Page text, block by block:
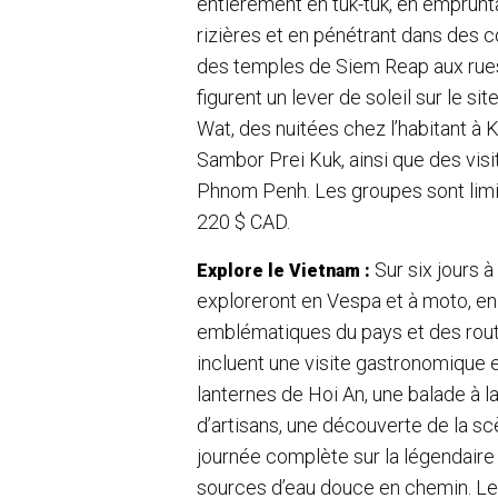
rizières et en pénétrant dans des
des temples de Siem Reap aux
figurent un lever de soleil sur le
Wat, des nuitées chez l’habitant à
Sambor Prei Kuk, ainsi que des
Phnom Penh. Les groupes sont
220 $ CAD.
Explore le Vietnam : Sur six jours
exploreront en Vespa et à moto,
emblématiques du pays et des
incluent une visite gastronomique
lanternes de Hoi An, une balade
d’artisans, une découverte de la
journée complète sur la
sources d’eau douce en chemin.